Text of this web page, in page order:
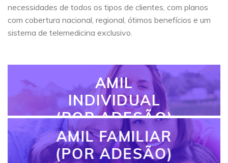
necessidades de todos os tipos de clientes, com planos
com cobertura nacional, regional, ótimos benefícios e um
sistema de telemedicina exclusivo.
AMIL
INDIVIDUAL
(POR ADESÃO)
AMIL FAMILIAR
(POR ADESÃO)